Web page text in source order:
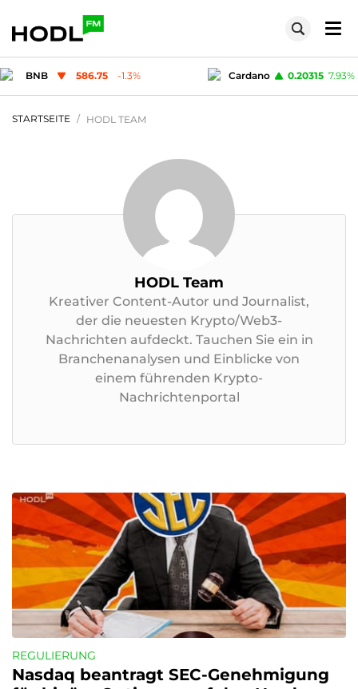
Cardano 0.20315 Solana 72.91
STARTSEITE HODL TEAM
HODL Team
Kreativer Content-Autor und Journalist,
der die neuesten Krypto/Web3-
Nachrichten aufdeckt. Tauchen Sie ein in
Branchenanalysen und Einblicke von
einem führenden Krypto-
Nachrichtenportal
REGULIERUNG
Nasdaq beantragt SEC-Genehmigung